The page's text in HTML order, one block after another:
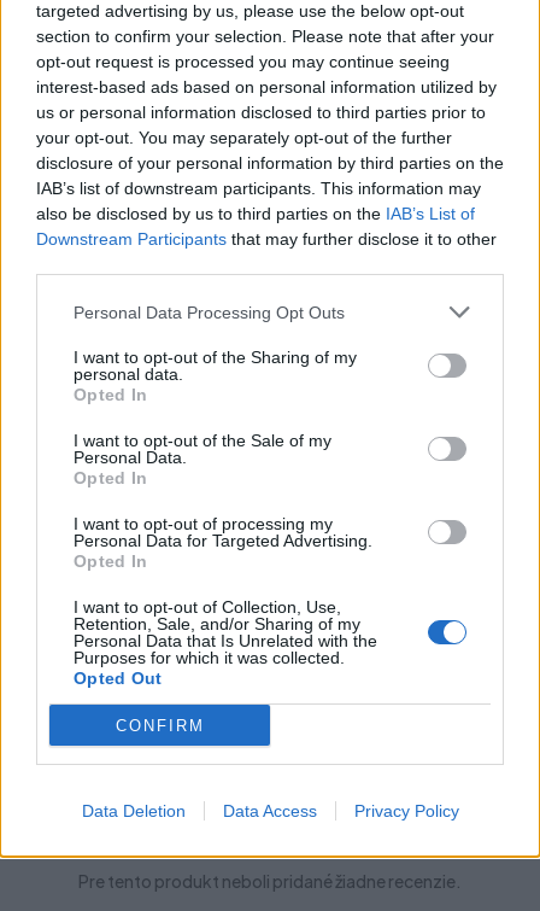
targeted advertising by us, please use the below opt-out
section to confirm your selection. Please note that after your
opt-out request is processed you may continue seeing
interest-based ads based on personal information utilized by
us or personal information disclosed to third parties prior to
your opt-out. You may separately opt-out of the further
disclosure of your personal information by third parties on the
IAB’s list of downstream participants. This information may
also be disclosed by us to third parties on the IAB’s List of
Downstream Participants that may further disclose it to other
Personal Data Processing Opt Outs
I want to opt-out of the Sharing of my
personal data.
Opted In
I want to opt-out of the Sale of my
Personal Data.
Opted In
I want to opt-out of processing my
Personal Data for Targeted Advertising.
Opted In
I want to opt-out of Collection, Use,
Retention, Sale, and/or Sharing of my
Personal Data that Is Unrelated with the
Purposes for which it was collected.
Opted Out
CONFIRM
Data Deletion Data Access Privacy Policy
378K3002SA
Typ boxu: TANDEMBOX
Pre TANDEMBOX antaro
Výška bokov: K (115.6 mm)
Materiál: Oceľ
Dizajn: A
Menovitá dĺžka: 300 mm
Nastavenie výšky: +/- 2 mm
Hrúbka dna: 16 mm
Parametre
Výrobca: Blum
Kategórie:
Hmotnosť: 1291.361 g
Obsah balenia: 2x bočnica, 2x krytka
Typ výsuvu:
Pre tento produkt neboli pridané žiadne recenzie.